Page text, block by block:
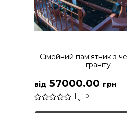
Сімейний пам'ятник з
граніту
від57000.00 грн
0